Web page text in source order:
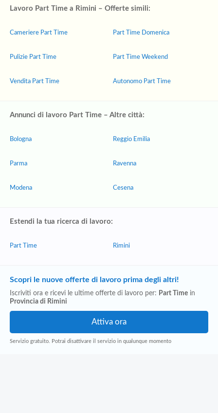
Lavoro Part Time a Rimini – Offerte simili:
Cameriere Part Time
Pulizie Part Time
Vendita Part Time
Part Time Domenica
Part Time Weekend
Autonomo Part Time
Annunci di lavoro Part Time – Altre città:
Bologna
Parma
Modena
Reggio Emilia
Ravenna
Cesena
Estendi la tua ricerca di lavoro:
Part Time Rimini
Scopri le nuove offerte di lavoro prima degli altri!
Iscriviti ora e ricevi le ultime offerte di lavoro per: Part Time in
Provincia di Rimini
Servizio gratuito. Potrai disattivare il servizio in qualunque momento